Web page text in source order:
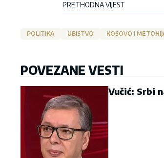
PRETHODNA VIJEST
POLITIKA UBISTVO KOSOVO I
POVEZANE VESTI
Vučić: Srbi